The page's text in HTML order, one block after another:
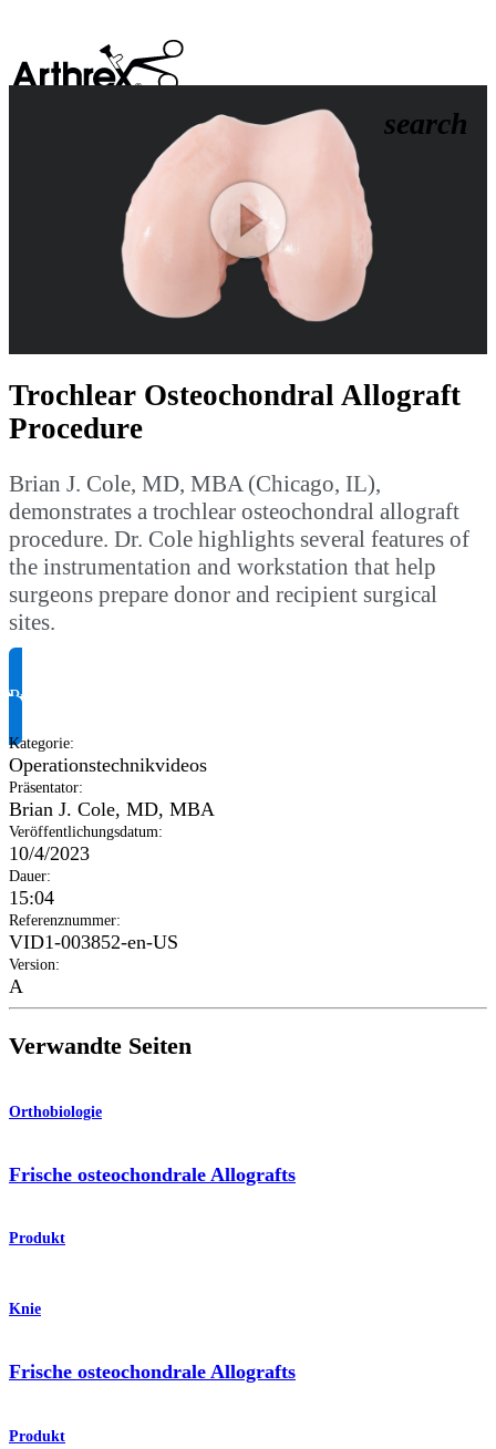
search
Play
Video
Trochlear Osteochondral Allograft
Procedure
Brian J. Cole, MD, MBA (Chicago, IL),
demonstrates a trochlear osteochondral allograft
procedure. Dr. Cole highlights several features of
the instrumentation and workstation that help
surgeons prepare donor and recipient surgical
sites.
Produktinformationen anfragen
Kategorie:
Operationstechnikvideos
Präsentator:
Brian J. Cole, MD, MBA
Veröffentlichungsdatum:
10/4/2023
Dauer:
15:04
Referenznummer:
VID1-003852-en-US
Version:
A
Verwandte Seiten
Orthobiologie
Frische osteochondrale Allografts
Produkt
Knie
Frische osteochondrale Allografts
Produkt